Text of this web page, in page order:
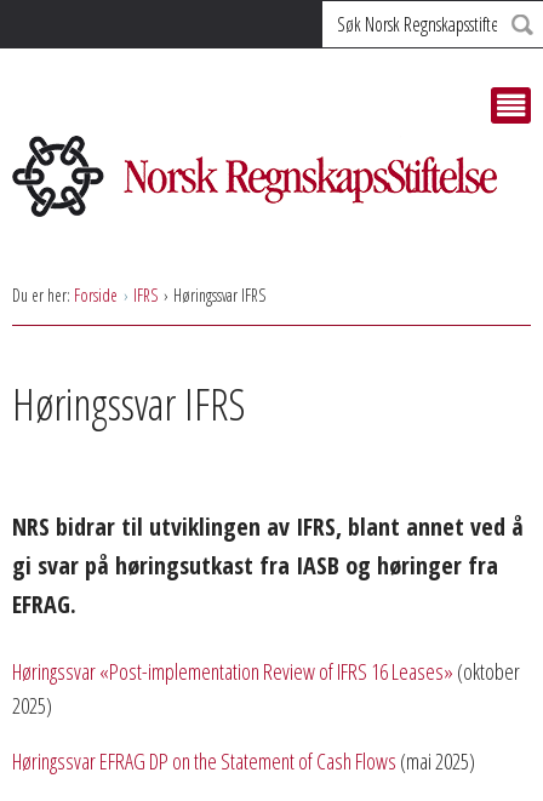
Søk
Du er her: Forside IFRS Høringssvar IFRS
Høringssvar IFRS
NRS bidrar til utviklingen av IFRS, blant annet ved å
gi svar på høringsutkast fra IASB og høringer fra
EFRAG.
Høringssvar «Post-implementation Review of IFRS 16 Leases» (oktober
2025)
Høringssvar EFRAG DP on the Statement of Cash Flows (mai 2025)